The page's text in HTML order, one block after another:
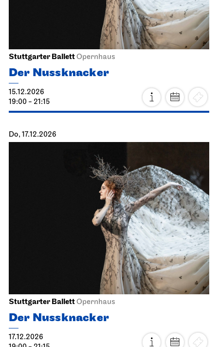
Stuttgarter BallettOpernhaus
Der Nussknacker
15.12.2026
19:00 - 21:15
Do, 17.12.2026
Stuttgarter BallettOpernhaus
Der Nussknacker
17.12.2026